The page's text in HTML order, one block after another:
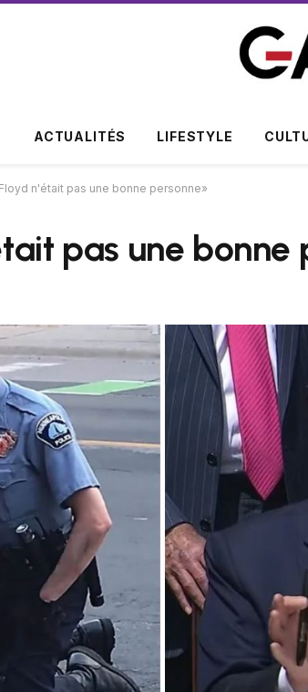
ACTUALITÉS LIFESTYLE
n'était pas une bonne personne»
pas une bonne